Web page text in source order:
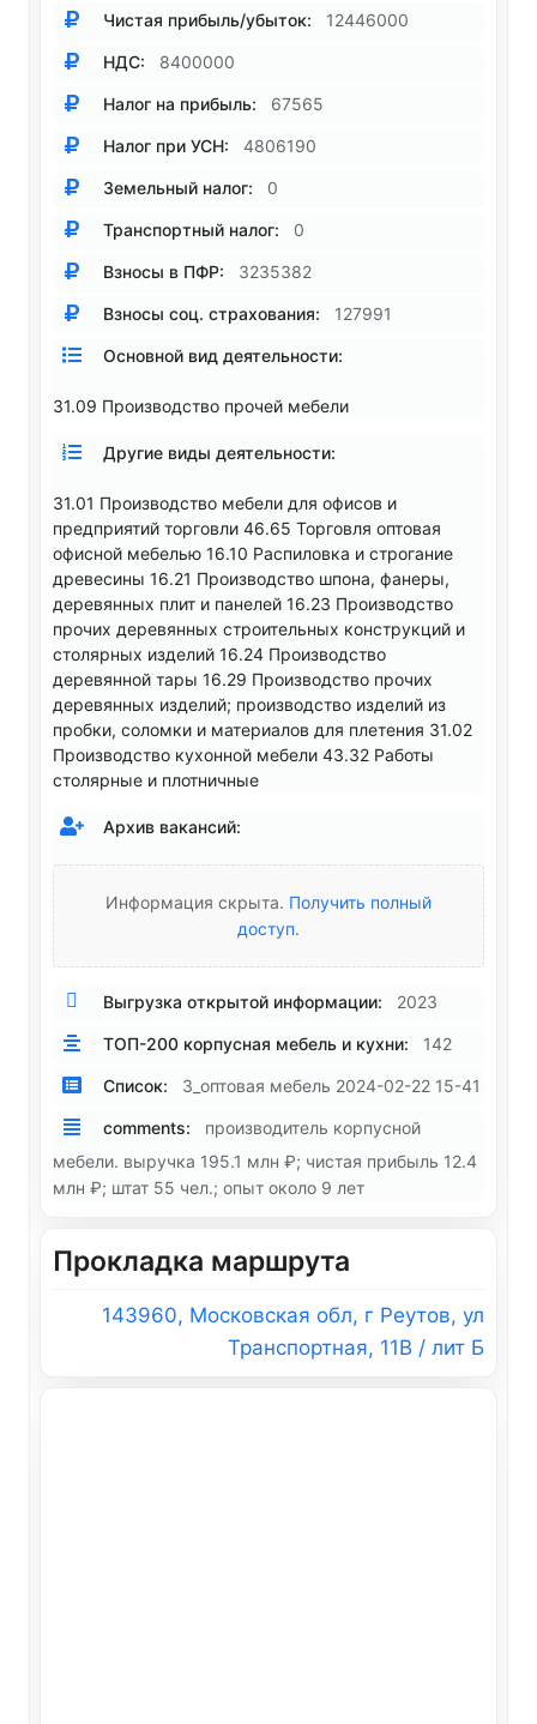
Чистая прибыль/убыток: 12446000
НДС: 8400000
Налог на прибыль: 67565
Налог при УСН: 4806190
Земельный налог: 0
Транспортный налог: 0
Взносы в ПФР: 3235382
Взносы соц. страхования: 127991
Основной вид деятельности:
31.09 Производство прочей мебели
Другие виды деятельности:
31.01 Производство мебели для офисов и
предприятий торговли 46.65 Торговля оптовая
офисной мебелью 16.10 Распиловка и строгание
древесины 16.21 Производство шпона, фанеры,
деревянных плит и панелей 16.23 Производство
прочих деревянных строительных конструкций и
столярных изделий 16.24 Производство
деревянной тары 16.29 Производство прочих
деревянных изделий; производство изделий из
пробки, соломки и материалов для плетения 31.02
Производство кухонной мебели 43.32 Работы
столярные и плотничные
Архив вакансий:
Информация скрыта. Получить полный
доступ.
Выгрузка открытой информации: 2023
ТОП-200 корпусная мебель и кухни: 142
Список: 3_оптовая мебель 2024-02-22 15-41
comments:
производитель корпусной
мебели. выручка 195.1 млн ₽; чистая прибыль 12.4
млн ₽; штат 55 чел.; опыт около 9 лет
Прокладка маршрута
143960, Московская обл, г Реутов, ул
Транспортная, 11В / лит Б